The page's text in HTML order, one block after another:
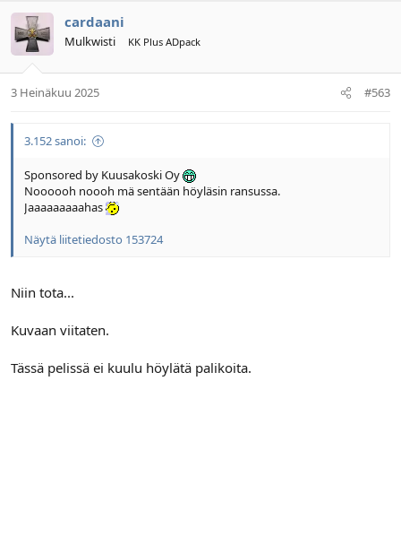
cardaani
Mulkwisti KK Plus ADpack
3 Heinäkuu 2025 #563
3.152 sanoi:
Sponsored by Kuusakoski Oy
Noooooh noooh mä sentään höyläsin ransussa.
Jaaaaaaaaahas
Näytä liitetiedosto 153724
Niin tota...
Kuvaan viitaten.
Tässä pelissä ei kuulu höylätä palikoita.